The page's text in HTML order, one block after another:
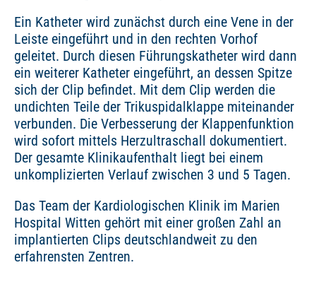
Ein Katheter wird zunächst durch eine Vene in der
Leiste eingeführt und in den rechten Vorhof
geleitet. Durch diesen Führungskatheter wird dann
ein weiterer Katheter eingeführt, an dessen Spitze
sich der Clip befindet. Mit dem Clip werden die
undichten Teile der Trikuspidalklappe miteinander
verbunden. Die Verbesserung der Klappenfunktion
wird sofort mittels Herzultraschall dokumentiert.
Der gesamte Klinikaufenthalt liegt bei einem
unkomplizierten Verlauf zwischen 3 und 5 Tagen.
Das Team der Kardiologischen Klinik im Marien
Hospital Witten gehört mit einer großen Zahl an
implantierten Clips deutschlandweit zu den
erfahrensten Zentren.